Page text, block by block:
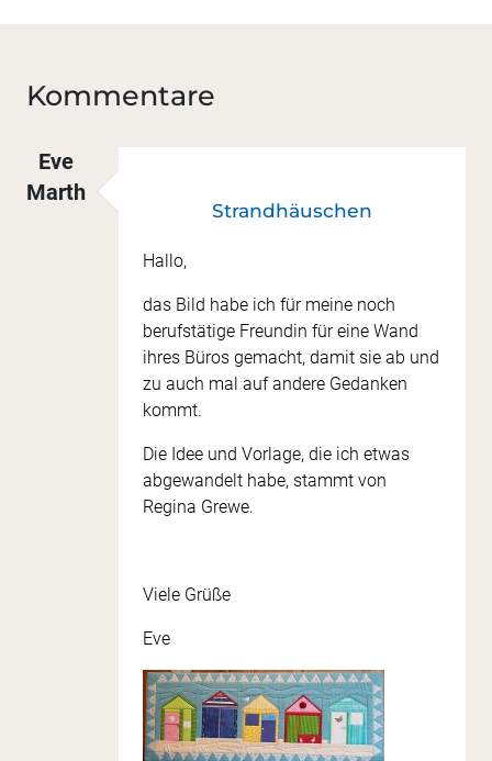
Kommentare
Eve
Marth
Strandhäuschen
Hallo,
das Bild habe ich für meine noch
berufstätige Freundin für eine Wand
ihres Büros gemacht, damit sie ab und
zu auch mal auf andere Gedanken
kommt.
Die Idee und Vorlage, die ich etwas
abgewandelt habe, stammt von
Regina Grewe.
Viele Grüße
Eve